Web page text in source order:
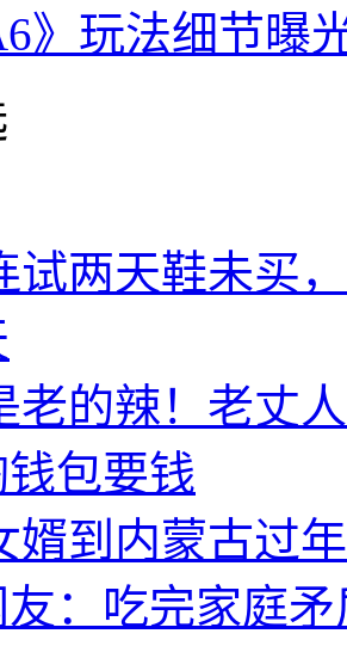
》玩法细节
试两天鞋未买
老的辣！老丈
包要钱
婿到内蒙古过
：吃完家庭